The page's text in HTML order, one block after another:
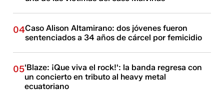
04Caso Alison Altamirano: dos jóvenes fueron
sentenciados a 34 años de cárcel por femicidio
05'Blaze: ¡Que viva el rock!': la banda regresa con
un concierto en tributo al heavy metal
ecuatoriano